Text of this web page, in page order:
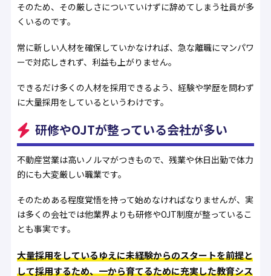
そのため、その厳しさについていけずに辞めてしまう社員が多
くいるのです。
常に新しい人材を確保していかなければ、急な離職にマンパワ
ーで対応しきれず、利益も上がりません。
できるだけ多くの人材を採用できるよう、経験や学歴を問わず
に大量採用をしているというわけです。
研修やOJTが整っている会社が多い
不動産営業は高いノルマがつきもので、残業や休日出勤で体力
的にも大変厳しい職業です。
そのためある程度覚悟を持って始めなければなりませんが、実
は多くの会社では他業界よりも研修やOJT制度が整っているこ
とも事実です。
大量採用をしているゆえに未経験からのスタートを前提と
して採用するため、一から育てるために充実した教育シス